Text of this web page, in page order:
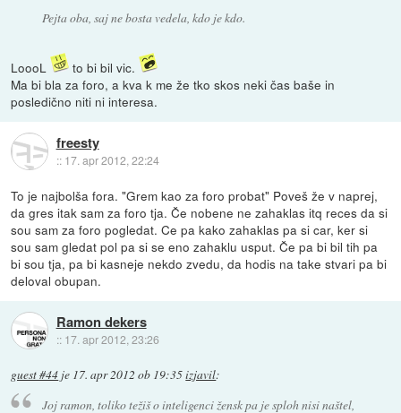
Pejta oba, saj ne bosta vedela, kdo je kdo.
LoooL
to bi bil vic.
Ma bi bla za foro, a kva k me že tko skos neki čas baše in
posledično niti ni interesa.
freesty
:: 17. apr 2012, 22:24
To je najbolša fora. "Grem kao za foro probat" Poveš že v naprej,
da gres itak sam za foro tja. Če nobene ne zahaklas itq reces da si
sou sam za foro pogledat. Ce pa kako zahaklas pa si car, ker si
sou sam gledat pol pa si se eno zahaklu usput. Če pa bi bil tih pa
bi sou tja, pa bi kasneje nekdo zvedu, da hodis na take stvari pa bi
deloval obupan.
Ramon dekers
:: 17. apr 2012, 23:26
guest #44 je 17. apr 2012 ob 19:35izjavil:
Joj ramon, toliko težiš o inteligenci žensk pa je sploh nisi naštel,